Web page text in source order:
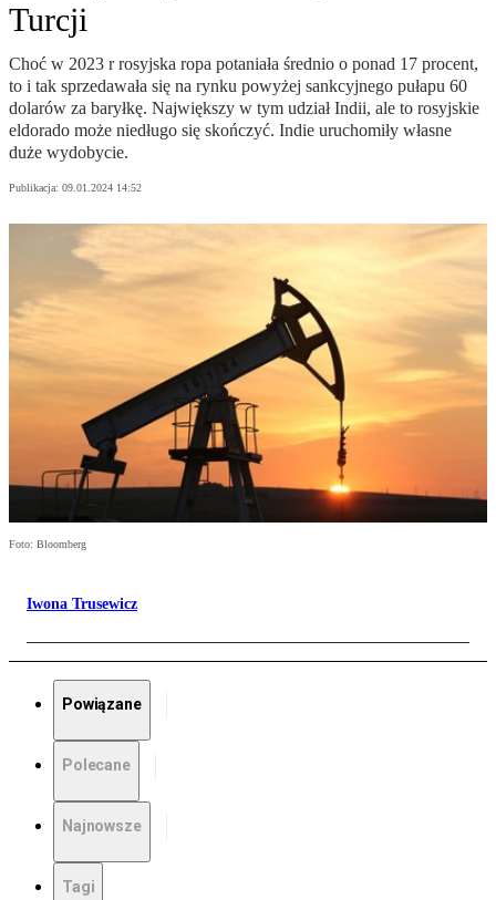
Turcji
Choć w 2023 r rosyjska ropa potaniała średnio o ponad 17 procent,
to i tak sprzedawała się na rynku powyżej sankcyjnego pułapu 60
dolarów za baryłkę. Największy w tym udział Indii, ale to rosyjskie
eldorado może niedługo się skończyć. Indie uruchomiły własne
duże wydobycie.
Publikacja: 09.01.2024 14:52
Foto: Bloomberg
Iwona Trusewicz
Powiązane
Polecane
Najnowsze
Tagi